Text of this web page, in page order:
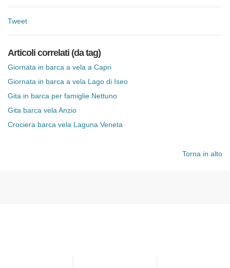
Tweet
Articoli correlati (da tag)
Giornata in barca a vela a Capri
Giornata in barca a vela Lago di Iseo
Gita in barca per famiglie Nettuno
Gita barca vela Anzio
Crociera barca vela Laguna Veneta
Torna in alto